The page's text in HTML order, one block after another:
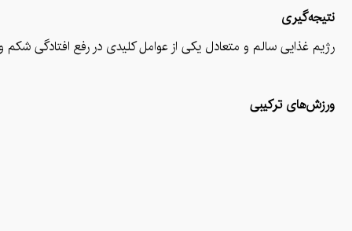
نتیجه‌گیری
رژیم غذایی سالم و متعادل یکی از عوامل کلیدی در رفع افتادگی
ورزش‌های ترکیبی